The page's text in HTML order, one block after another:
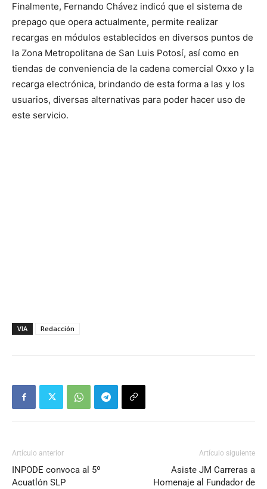
Finalmente, Fernando Chávez indicó que el sistema de
prepago que opera actualmente, permite realizar
recargas en módulos establecidos en diversos puntos de
la Zona Metropolitana de San Luis Potosí, así como en
tiendas de conveniencia de la cadena comercial Oxxo y la
recarga electrónica, brindando de esta forma a las y los
usuarios, diversas alternativas para poder hacer uso de
este servicio.
VIA Redacción
Artículo anterior
INPODE convoca al 5º
Acuatlón SLP
Artículo siguiente
Asiste JM Carreras a
Homenaje al Fundador de